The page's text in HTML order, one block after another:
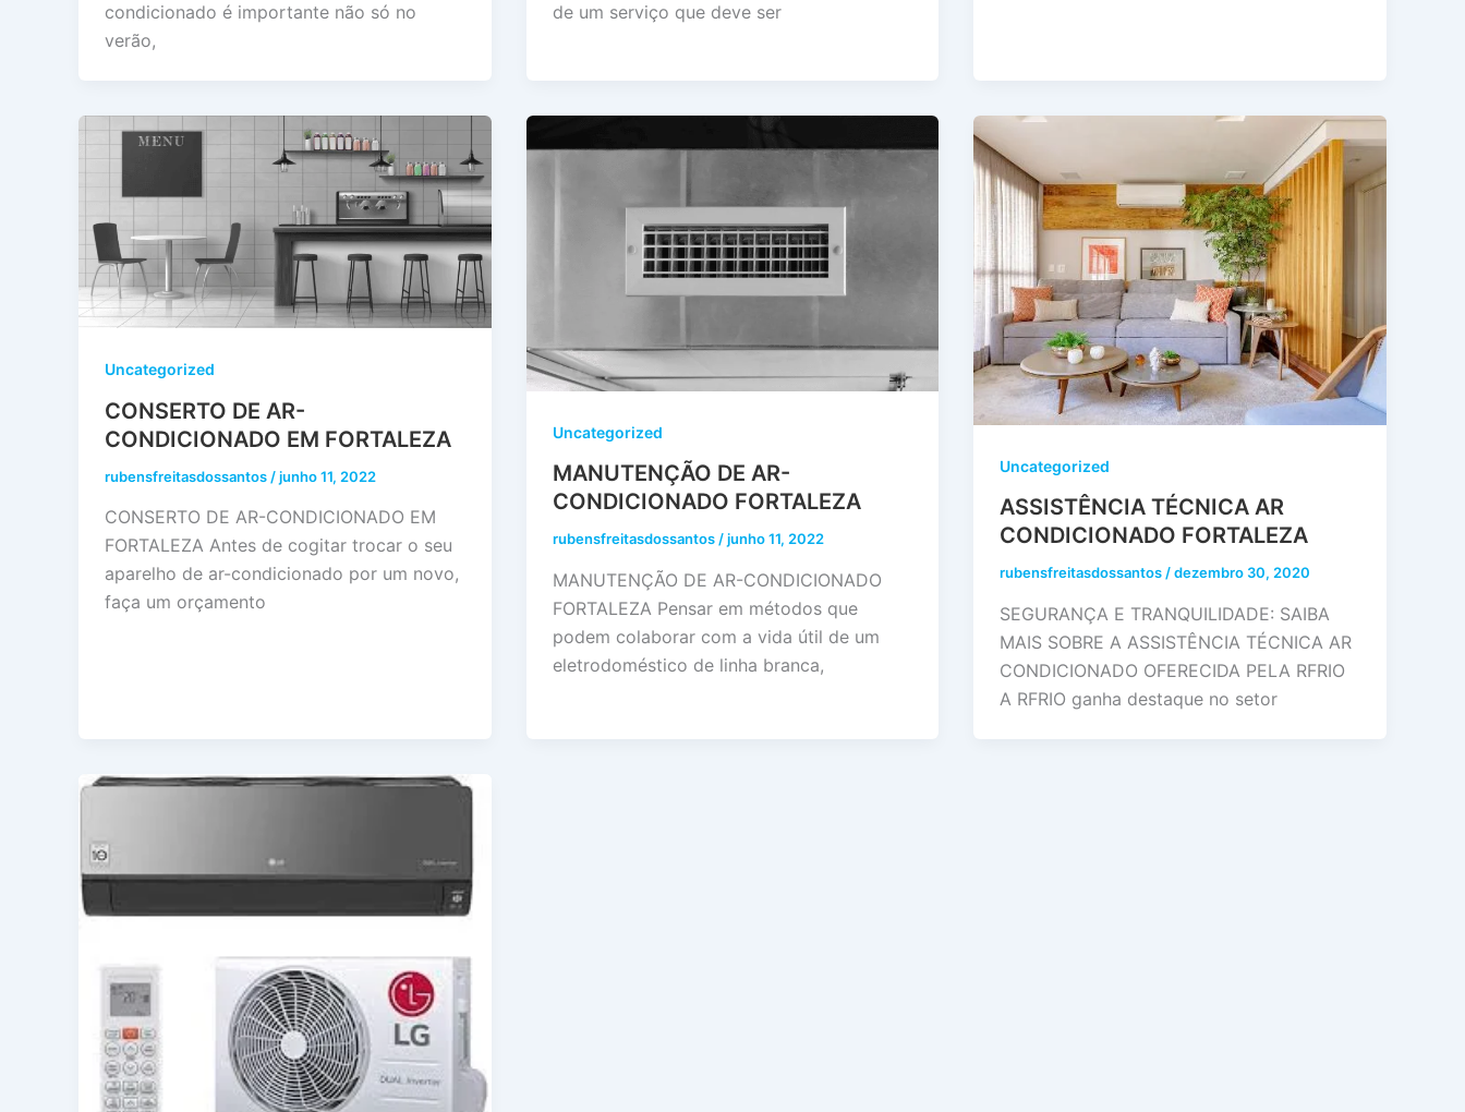
condicionado é importante não só no
verão,
de um serviço que deve ser
Uncategorized
CONSERTO DE AR-
CONDICIONADO EM FORTALEZA
rubensfreitasdossantos /junho 11, 2022
CONSERTO DE AR-CONDICIONADO EM
FORTALEZA Antes de cogitar trocar o seu
aparelho de ar-condicionado por um novo,
faça um orçamento
Uncategorized
MANUTENÇÃO DE AR-
CONDICIONADO FORTALEZA
rubensfreitasdossantos/junho 11, 2022
MANUTENÇÃO DE AR-CONDICIONADO
FORTALEZA Pensar em métodos que
podem colaborar com a vida útil de um
eletrodoméstico de linha branca,
Uncategorized
ASSISTÊNCIA TÉCNICA AR
CONDICIONADO FORTALEZA
rubensfreitasdossantos/dezembro 30, 2020
SEGURANÇA E TRANQUILIDADE: SAIBA
MAIS SOBRE A ASSISTÊNCIA TÉCNICA AR
CONDICIONADO OFERECIDA PELA RFRIO
A RFRIO ganha destaque no setor